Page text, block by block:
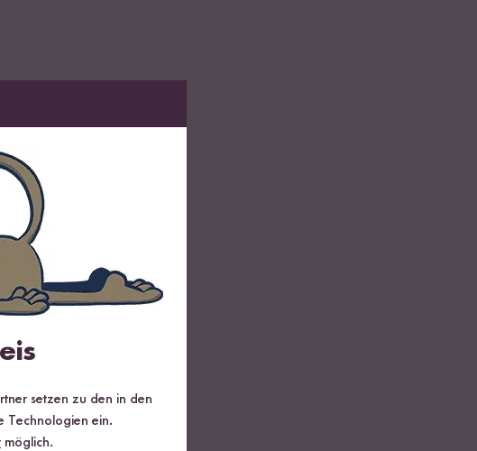
setzen zu den in den
Technologien ein.
möglich.